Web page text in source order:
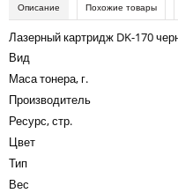
Kodak
Konica Minolta
Kyocera
Lexmark
Описание Похожие товары
Лазерный картридж DK-170
Вид
Маса тонера, г.
Производитель
Ресурс, стр.
Цвет
Тип
Вес